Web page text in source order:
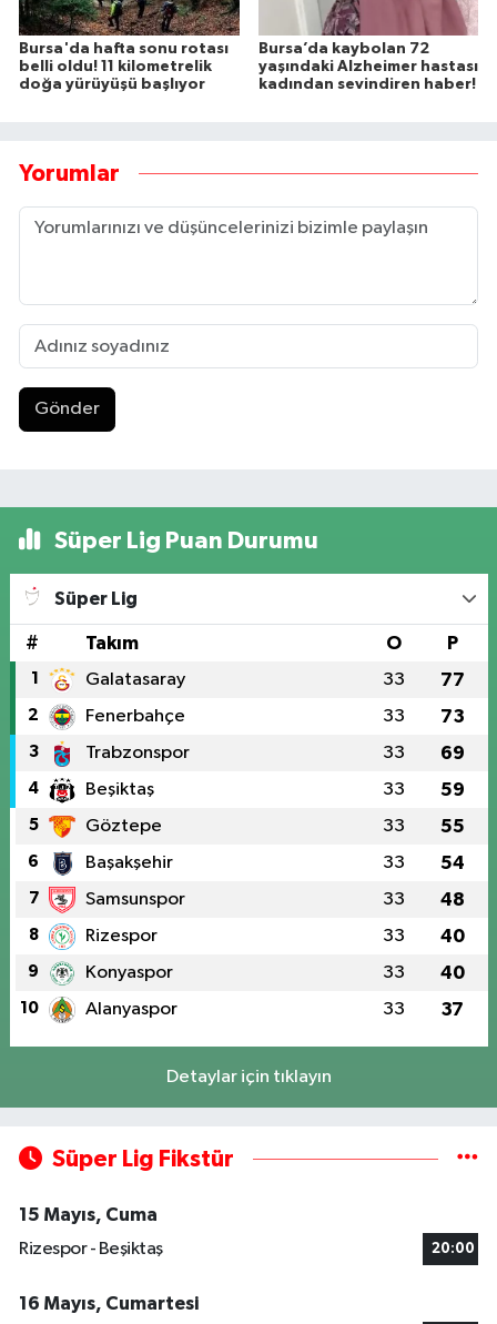
Bursa'da hafta sonu rotası
belli oldu! 11 kilometrelik
doğa yürüyüşü başlıyor
Bursa’da kaybolan 72
yaşındaki Alzheimer hastası
kadından sevindiren haber!
Yorumlar
Gönder
Süper Lig Puan Durumu
Süper Lig
# Takım O P
1 Galatasaray 33 77
2 Fenerbahçe 33 73
3 Trabzonspor 33 69
4 Beşiktaş 33 59
5 Göztepe 33 55
6 Başakşehir 33 54
7 Samsunspor 33 48
8 Rizespor 33 40
9 Konyaspor 33 40
10 Alanyaspor 33 37
Detaylar için tıklayın
Süper Lig Fikstür
15 Mayıs, Cuma
Rizespor - Beşiktaş
20:00
16 Mayıs, Cumartesi